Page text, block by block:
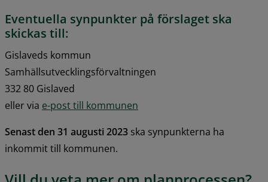
Eventuella synpunkter på förslaget ska
skickas till:
Gislaveds kommun
Samhällsutvecklingsförvaltningen
332 80 Gislaved
eller via e-post till kommunen
Senast den 31 augusti 2023 ska synpunkterna ha
inkommit till kommunen.